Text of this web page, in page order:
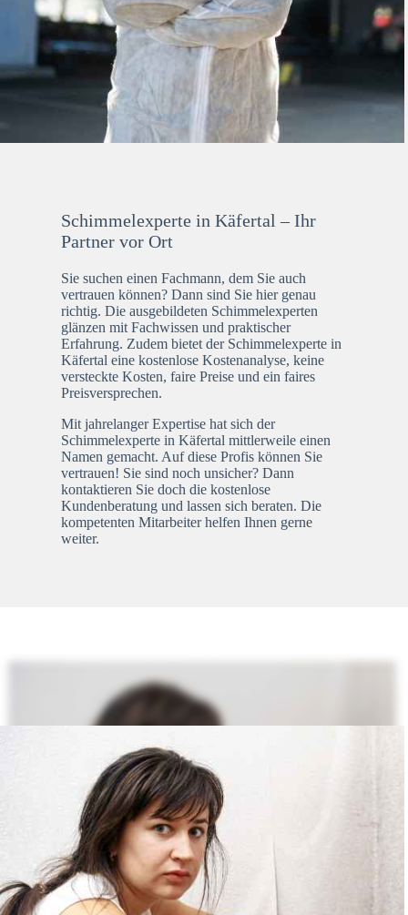
Schimmelexperte in Käfertal – Ihr
Partner vor Ort
Sie suchen einen Fachmann, dem Sie auch
vertrauen können? Dann sind Sie hier genau
richtig. Die ausgebildeten Schimmelexperten
glänzen mit Fachwissen und praktischer
Erfahrung. Zudem bietet der Schimmelexperte in
Käfertal eine kostenlose Kostenanalyse, keine
versteckte Kosten, faire Preise und ein faires
Preisversprechen.
Mit jahrelanger Expertise hat sich der
Schimmelexperte in Käfertal mittlerweile einen
Namen gemacht. Auf diese Profis können Sie
vertrauen! Sie sind noch unsicher? Dann
kontaktieren Sie doch die kostenlose
Kundenberatung und lassen sich beraten. Die
kompetenten Mitarbeiter helfen Ihnen gerne
weiter.